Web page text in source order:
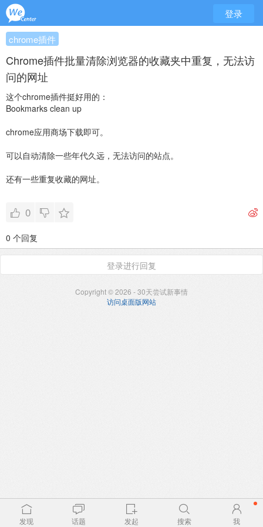
登录
chrome插件
Chrome插件批量清除浏览器的收藏夹中重复，无法访
问的网址
这个chrome插件挺好用的：
Bookmarks clean up
chrome应用商场下载即可。
可以自动清除一些年代久远，无法访问的站点。
还有一些重复收藏的网址。
0
0 个回复
登录进行回复
Copyright © 2026 - 30天尝试新事情
访问桌面版网站
发现 话题 发起 搜索 我